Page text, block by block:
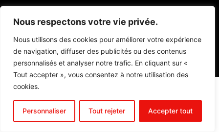
Nous respectons votre vie privée.
Nous utilisons des cookies pour améliorer votre expérience
de navigation, diffuser des publicités ou des contenus
personnalisés et analyser notre trafic. En cliquant sur «
Tout accepter », vous consentez à notre utilisation des
cookies.
Personnaliser Tout rejeter Accepter tout